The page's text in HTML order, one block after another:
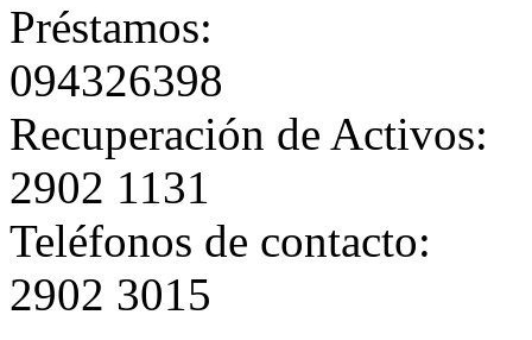
Préstamos:
094326398
Recuperación de Activos:
2902 1131
Teléfonos de contacto:
2902 3015